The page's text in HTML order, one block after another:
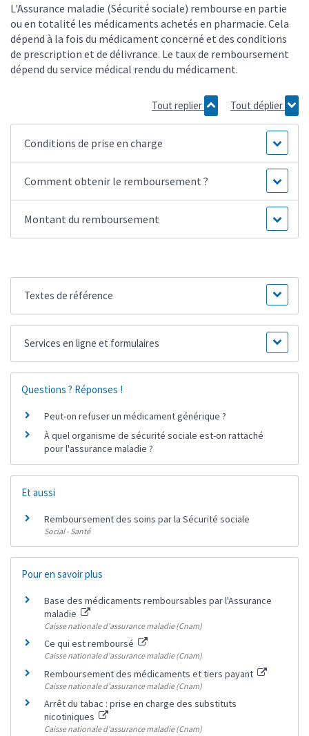
L'Assurance maladie (Sécurité sociale) rembourse en partie
ou en totalité les médicaments achetés en pharmacie. Cela
dépend à la fois du médicament concerné et des conditions
de prescription et de délivrance. Le taux de remboursement
dépend du service médical rendu du médicament.
Tout replier Tout déplier
Conditions de prise en charge
Comment obtenir le remboursement ?
Montant du remboursement
Textes de référence
Services en ligne et formulaires
Questions ? Réponses !
Peut-on refuser un médicament générique ?
À quel organisme de sécurité sociale est-on rattaché
pour l'assurance maladie ?
Et aussi
Remboursement des soins par la Sécurité sociale
Social - Santé
Pour en savoir plus
Base des médicaments remboursables par l'Assurance
maladie
Caisse nationale d'assurance maladie (Cnam)
Ce qui est remboursé
Caisse nationale d'assurance maladie (Cnam)
Remboursement des médicaments et tiers payant
Caisse nationale d'assurance maladie (Cnam)
Arrêt du tabac : prise en charge des substituts
nicotiniques
Caisse nationale d'assurance maladie (Cnam)